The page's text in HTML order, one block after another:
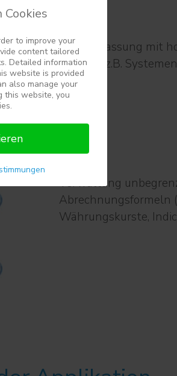
Datenerfassung mit
Quellen, z.B.
Verwaltung
Abrechnungsformeln
Währungskurste,
to improve your
content tailored
Detailed information
website is provided
also manage your
this website, you